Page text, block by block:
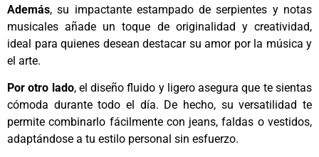
Además, su impactante estampado de serpientes y notas
musicales añade un toque de originalidad y creatividad,
ideal para quienes desean destacar su amor por la música y
el arte.
Por otro lado, el diseño fluido y ligero asegura que te sientas
cómoda durante todo el día. De hecho, su versatilidad te
permite combinarlo fácilmente con jeans, faldas o vestidos,
adaptándose a tu estilo personal sin esfuerzo.